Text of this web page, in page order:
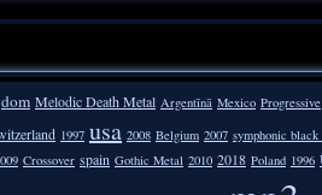
Melodic Death Metal Argentīnā Mexico Progressive
1997 usa 2008 Belgium 2007 symphonic
Crossover spain Gothic Metal 2010 2018 Poland 1996